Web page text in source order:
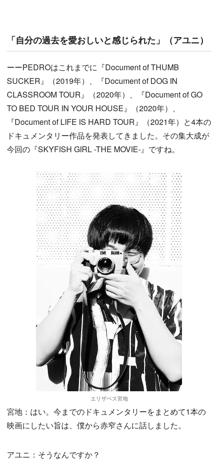
「自分の過去を愛おしいと感じられた」（アユニ）
ーーPEDROはこれまでに『Document of THUMB
SUCKER』（2019年）、『Document of DOG IN
CLASSROOM TOUR』（2020年）、『Document of GO
TO BED TOUR IN YOUR HOUSE』（2020年）、
『Document of LIFE IS HARD TOUR』（2021年）と4本の
ドキュメンタリー作品を発表してきました。その集大成が
今回の『SKYFISH GIRL -THE MOVIE-』ですね。
エリザベス宮地
宮地：はい。今までのドキュメンタリーをまとめて1本の
映画にしたい旨は、僕から赤窄さんに話しました。
アユニ：そうなんですか？